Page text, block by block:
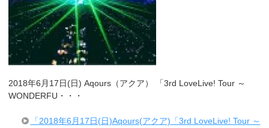
2018年6月17日(日) Aqours（アクア） 「3rd LoveLive! Tour ～
WONDERFU・・・
「2018年6月17日(日)Aqours(アクア)「3rd LoveLive! Tour ～